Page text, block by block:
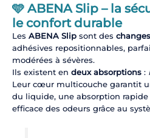
🩵 ABENA Slip – la
le confort durable
Les ABENA Slipsont des
adhésives repositionnables,
modérées à sévères.
Ils existent en deux absorptions:
Leur cœur multicouche garantit
du liquide, une absorption
efficace des odeurs grâce au